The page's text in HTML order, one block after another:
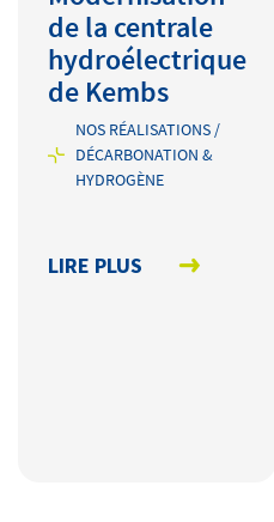
NOS RÉALISATIONS /
DÉCARBONATION &
HYDROGÈNE
de la centrale
hydroélectrique
de Kembs
LIRE PLUS